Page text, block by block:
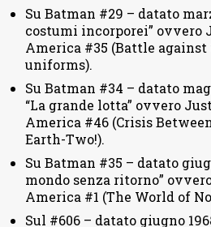
Su Batman #29 – datato
costumi incorporei” ovvero
America #35 (Battle against
uniforms).
Su Batman #34 – datato
“La grande lotta” ovvero
America #46 (Crisis
Earth-Two!).
Su Batman #35 – datato
mondo senza ritorno”
America #1 (The World of
Sul #606 – datato giugno